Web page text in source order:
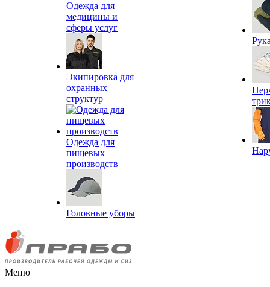
Одежда для
медицины и
сферы услуг
Экипировка для
охранных
структур
Одежда для
пищевых
производств
Головные уборы
Меню